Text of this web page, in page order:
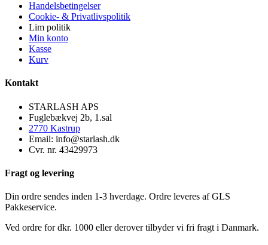
Handelsbetingelser
Cookie- & Privatlivspolitik
Lim politik
Min konto
Kasse
Kurv
Kontakt
STARLASH APS
Fuglebækvej 2b, 1.sal
2770 Kastrup
Email: info@starlash.dk
Cvr. nr. 43429973
Fragt og levering
Din ordre sendes inden 1-3 hverdage. Ordre leveres af GLS
Pakkeservice.
Ved ordre for dkr. 1000 eller derover tilbyder vi fri fragt i Danmark.